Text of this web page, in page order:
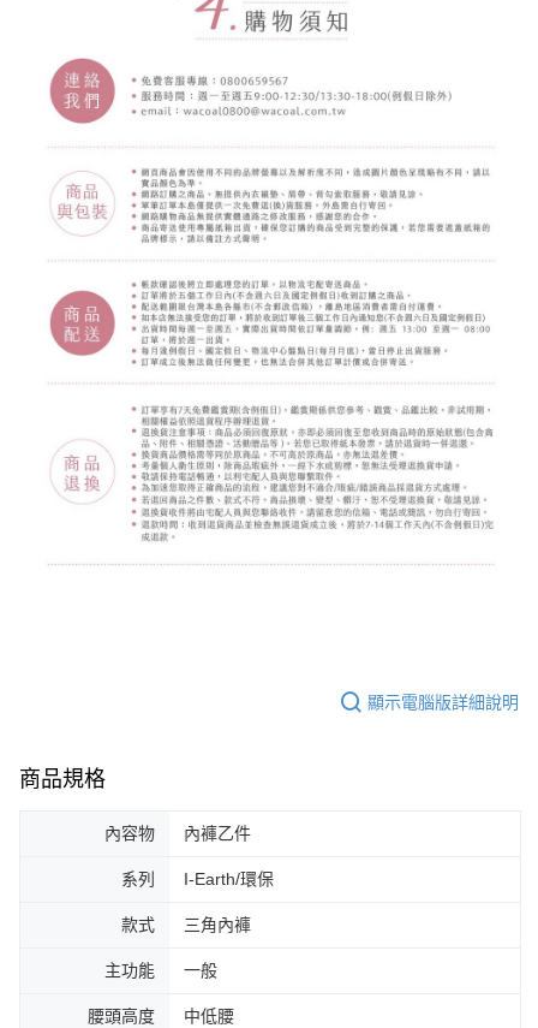
顯示電腦版詳細說明
商品規格
內容物 內褲乙件
系列 I-Earth/環保
款式 三角內褲
主功能 一般
腰頭高度 中低腰